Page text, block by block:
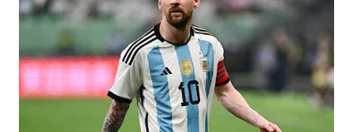
WN
MALUKU
MALUT